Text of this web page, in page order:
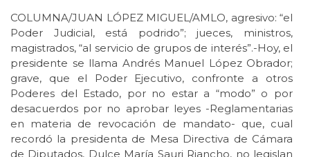
COLUMNA/JUAN LÓPEZ MIGUEL/AMLO, agresivo: “el
Poder Judicial, está podrido”; jueces, ministros,
magistrados, “al servicio de grupos de interés”.-Hoy, el
presidente se llama Andrés Manuel López Obrador;
grave, que el Poder Ejecutivo, confronte a otros
Poderes del Estado, por no estar a “modo” o por
desacuerdos por no aprobar leyes -Reglamentarias
en materia de revocación de mandato- que, cual
recordó la presidenta de Mesa Directiva de Cámara
de Diputados, Dulce María Sauri Riancho, no legislan